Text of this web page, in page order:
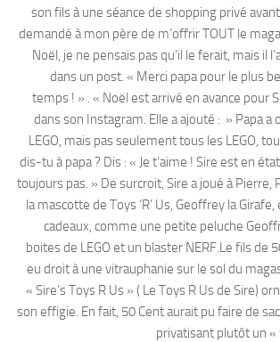
son fils à une séance de shopping privé
demandé à mon père de m’offrir TOUT le
Noël, je ne pensais pas qu’il le ferait, mais il
dans un post. « Merci papa pour le plus
temps ! » . « Noël est arrivé en avance pour
dans son Instagram. Elle a ajouté : » Papa a
LEGO, mais pas seulement tous les LEGO,
dis-tu à papa ? Dis : « Je t’aime ! Sire est en
toujours pas. » De surcroit, Sire a joué à Pierre,
la mascotte de Toys ‘R’ Us, Geoffrey la
cadeaux, comme une petite peluche
boites de LEGO et un blaster NERF.Le fils de
eu droit à une vitrauphanie sur le sol du
« Sire’s Toys R Us » ( Le Toys R Us de Sire)
son effigie. En fait, 50 Cent aurait pu faire de
privatisant plutôt un «